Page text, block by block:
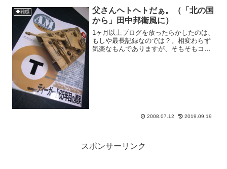
◆雑感
父さんヘトヘトだぁ。（「北の国
から」田中邦衛風に）
1ヶ月以上ブログを放ったらかしたのは、
もしや最長記録なのでは？。相変わらず
気楽なもんでありますが、そもそもココ
2008.07.12 2019.09.19
スポンサーリンク